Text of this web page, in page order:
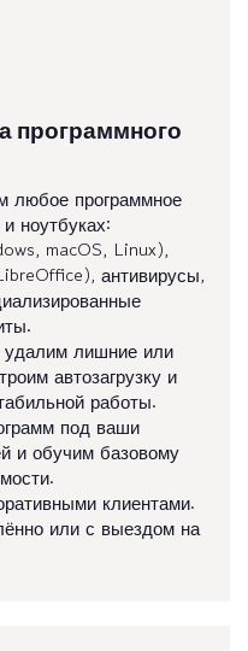
программного
любое программное
ноутбуках:
macOS, Linux),
антивирусы,
лишние или
автозагрузку и
работы.
под ваши
и обучим базовому
клиентами.
или с выездом на